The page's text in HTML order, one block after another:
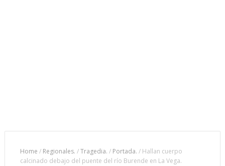
Home / Regionales. /Tragedia. / Portada. / Hallan cuerpo
calcinado debajo del puente del río Burende en La Vega.